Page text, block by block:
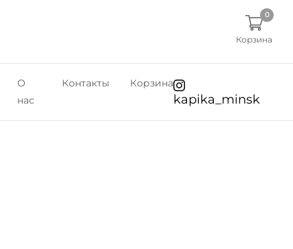
Корзина
0
О
нас
Контакты Корзина
kapika_minsk